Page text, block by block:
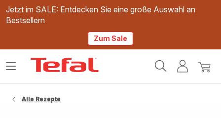
Jetzt im SALE: Entdecken Sie eine große Auswahl an
Bestsellern
Zum Sale
Mein
Mein
Das
Alle Rezepte